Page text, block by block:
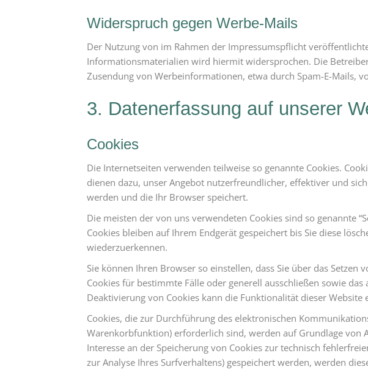
Widerspruch gegen Werbe-Mails
Der Nutzung von im Rahmen der Impressumspflicht
Informationsmaterialien wird hiermit widersprochen. Die
Zusendung von Werbeinformationen, etwa durch Spam-E-Mails,
3. Datenerfassung auf unserer
Cookies
Die Internetseiten verwenden teilweise so genannte Cookies.
dienen dazu, unser Angebot nutzerfreundlicher, effektiver und
werden und die Ihr Browser speichert.
Die meisten der von uns verwendeten Cookies sind so genannte
Cookies bleiben auf Ihrem Endgerät gespeichert bis Sie diese
wiederzuerkennen.
Sie können Ihren Browser so einstellen, dass Sie über das
Cookies für bestimmte Fälle oder generell ausschließen sowie
Deaktivierung von Cookies kann die Funktionalität dieser Website
Cookies, die zur Durchführung des elektronischen
Warenkorbfunktion) erforderlich sind, werden auf Grundlage von
Interesse an der Speicherung von Cookies zur technisch
zur Analyse Ihres Surfverhaltens) gespeichert werden, werden